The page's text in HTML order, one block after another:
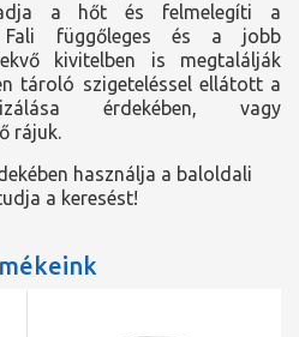
a hőt és felmelegíti a
Fali függőleges és a jobb
kivitelben is megtalálják
tároló szigeteléssel ellátott a
érdekében, vagy
rájuk.
használja a baloldali
a keresést!